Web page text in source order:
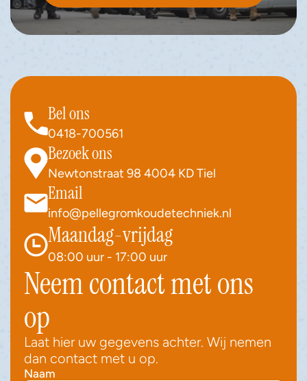
Bel ons
0418-700561
Bezoek ons
Newtonstraat 98 4004 KD Tiel
Email
info@pellegromkoudetechniek.nl
Maandag-vrijdag
08:00 uur - 17:00 uur
Neem contact met ons
op
Laat hier uw gegevens achter. Wij nemen
dan contact met u op.
Naam